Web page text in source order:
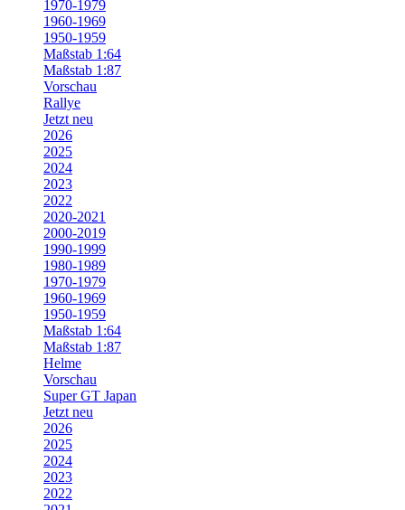
1970-1979
1960-1969
1950-1959
Maßstab 1:64
Maßstab 1:87
Vorschau
Rallye
Jetzt neu
2026
2025
2024
2023
2022
2020-2021
2000-2019
1990-1999
1980-1989
1970-1979
1960-1969
1950-1959
Maßstab 1:64
Maßstab 1:87
Helme
Vorschau
Super GT Japan
Jetzt neu
2026
2025
2024
2023
2022